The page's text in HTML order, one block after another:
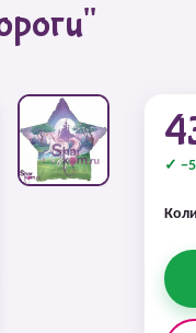
✓